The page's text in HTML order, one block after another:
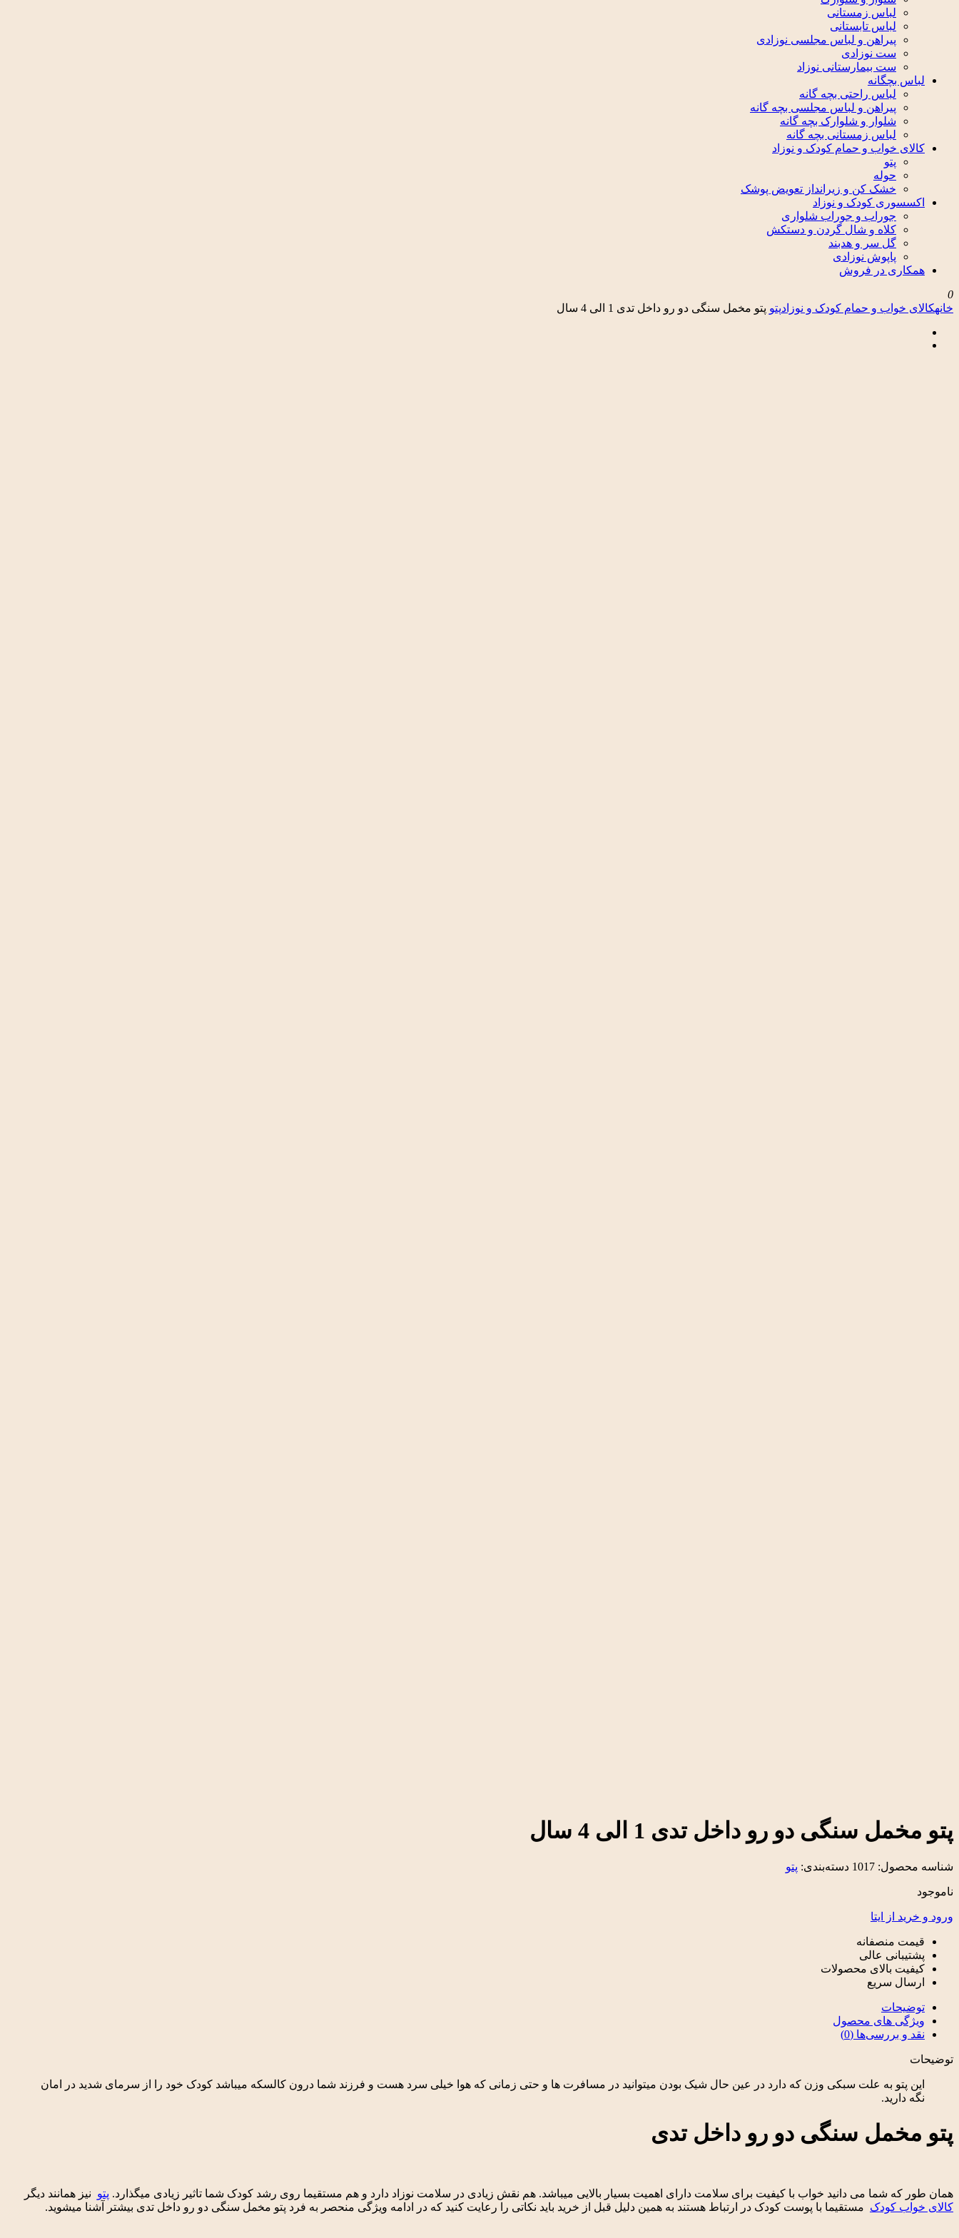
لباس زمستانی
لباس تابستانی
پیراهن و لباس مجلسی نوزادی
ست نوزادی
ست بیمارستانی نوزاد
لباس بچگانه
لباس راحتی بچه گانه
پیراهن و لباس مجلسی بچه گانه
شلوار و شلوارک بچه گانه
لباس زمستانی بچه گانه
کالای خواب و حمام کودک و نوزاد
پتو
حوله
خشک کن و زیرانداز تعویض پوشک
اکسسوری کودک و نوزاد
جوراب و جوراب شلواری
کلاه و شال گردن و دستکش
گل سر و هدبند
پاپوش نوزادی
همکاری در فروش
0
خانهکالای خواب و حمام کودک و نوزادپتو پتو مخمل سنگی دو رو داخل تدی 1 الی 4 سال
پتو مخمل سنگی دو رو داخل تدی 1 الی 4 سال
شناسه محصول: 1017 دسته‌بندی: پتو
ناموجود
ورود و خرید از ایتا
قیمت منصفانه
پشتیبانی عالی
کیفیت بالای محصولات
ارسال سریع
توضیحات
ویژگی های محصول
نقد و بررسی‌ها (0)
توضیحات
این پتو به علت سبکی وزن که دارد در عین حال شیک بودن میتوانید در مسافرت ها و حتی زمانی که هوا خیلی سرد هست و فرزند شما درون کالسکه میباشد کودک خود را از سرمای شدید در امان
نگه دارید.
پتو مخمل سنگی دو رو داخل تدی
همان طور که شما می دانید خواب با کیفیت برای سلامت دارای اهمیت بسیار بالایی میباشد. هم نقش زیادی در سلامت نوزاد دارد و هم مستقیما روی رشد کودک شما تاثیر زیادی میگذارد. پتو نیز همانند دیگر
کالای خواب کودک مستقیما با پوست کودک در ارتباط هستند به همین دلیل قبل از خرید باید نکاتی را رعایت کنید که در ادامه ویژگی منحصر به فرد پتو مخمل سنگی دو رو داخل تدی بیشتر آشنا میشوید.